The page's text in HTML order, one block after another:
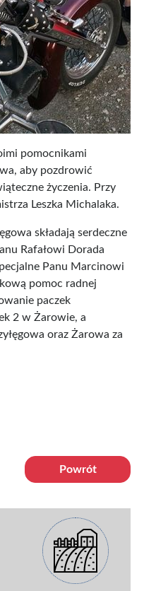
pomocnikami
aby pozdrowić
życzenia. Przy
Leszka Michalaka.
składają serdeczne
Rafałowi Dorada
Panu Marcinowi
pomoc radnej
paczek
2 w Żarowie, a
oraz Żarowa za
Powrót